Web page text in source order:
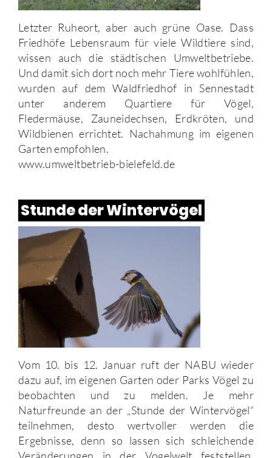
Letzter Ruheort, aber auch grüne Oase. Dass
Friedhöfe Lebensraum für viele Wildtiere sind,
wissen auch die städtischen Umweltbetriebe.
Und damit sich dort noch mehr Tiere wohlfühlen,
wurden auf dem Waldfriedhof in Sennestadt
unter anderem Quartiere für Vögel,
Fledermäuse, Zauneidechsen, Erdkröten, und
Wildbienen errichtet. Nachahmung im eigenen
Garten empfohlen.
www.umweltbetrieb-bielefeld.de
Stunde der Wintervögel
Vom 10. bis 12. Januar ruft der NABU wieder
dazu auf, im eigenen Garten oder Parks Vögel zu
beobachten und zu melden. Je mehr
Naturfreunde an der „Stunde der Wintervögel“
teilnehmen, desto wertvoller werden die
Ergebnisse, denn so lassen sich schleichende